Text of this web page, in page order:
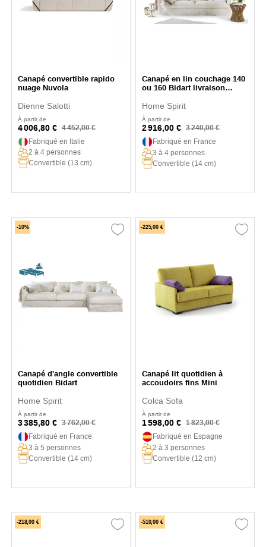
Canapé convertible rapido
nuage Nuvola
Dienne Salotti
À partir de
4 006,80 € 4 452,00 €
Fabriqué en Italie
2 à 4 personnes
Convertible (13 cm)
Canapé en lin couchage 140
ou 160 Bidart livraison
Home Spirit
À partir de
2 916,00 € 3 240,00 €
Fabriqué en France
3 à 4 personnes
Convertible (14 cm)
-10%
Canapé d'angle convertible
quotidien Bidart
Home Spirit
À partir de
3 385,80 € 3 762,00 €
Fabriqué en France
3 à 5 personnes
Convertible (14 cm)
-225,00 €
Canapé lit quotidien à
accoudoirs fins Mini
Colca Sofa
À partir de
1 598,00 € 1 823,00 €
Fabriqué en Espagne
2 à 3 personnes
Convertible (12 cm)
-218,00 € -510,00 €